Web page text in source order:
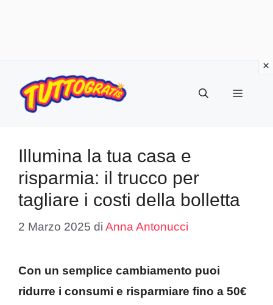
contenuto
Menu
Illumina la tua casa e
risparmia: il trucco per
tagliare i costi della bolletta
2 Marzo 2025 di Anna Antonucci
Con un semplice cambiamento puoi
ridurre i consumi e risparmiare fino a 50€